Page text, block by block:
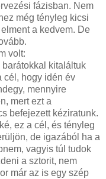
fázisban. Nem
még tényleg kicsi
a kedvem. De
volt:
kitaláltuk
cél, hogy idén év
mennyire
mert ezt a
befejezett kéziratunk.
ez a cél, és tényleg
de igazából ha a
vagyis túl tudok
a sztorit, nem
már az is egy szép